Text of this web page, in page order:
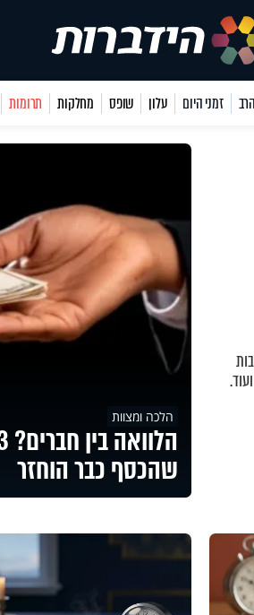
זמני היום עלון שופס מחלקות תרומות
הלכה ומצוות
שהכסף כבר הוחזר